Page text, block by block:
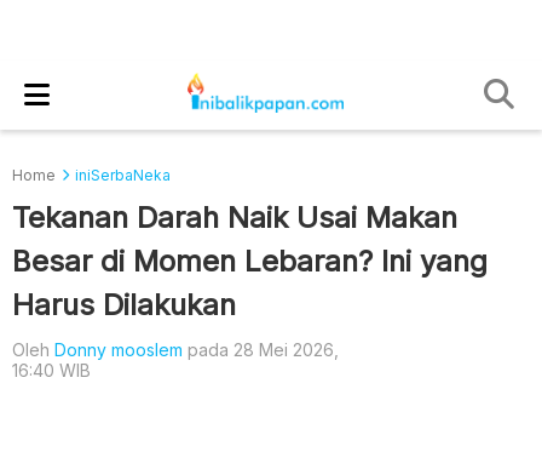
Home iniSerbaNeka
Tekanan Darah Naik Usai Makan
Besar di Momen Lebaran? Ini yang
Harus Dilakukan
Oleh Donny mooslem pada 28 Mei 2026,
16:40 WIB